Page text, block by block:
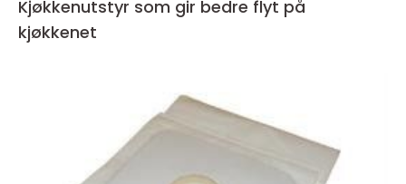
Kjøkkenutstyr som gir bedre flyt på
kjøkkenet